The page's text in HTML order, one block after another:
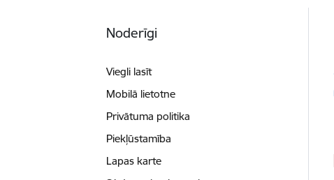
Noderīgi
Viegli lasīt
Mobilā lietotne
Privātuma politika
Piekļūstamība
Lapas karte